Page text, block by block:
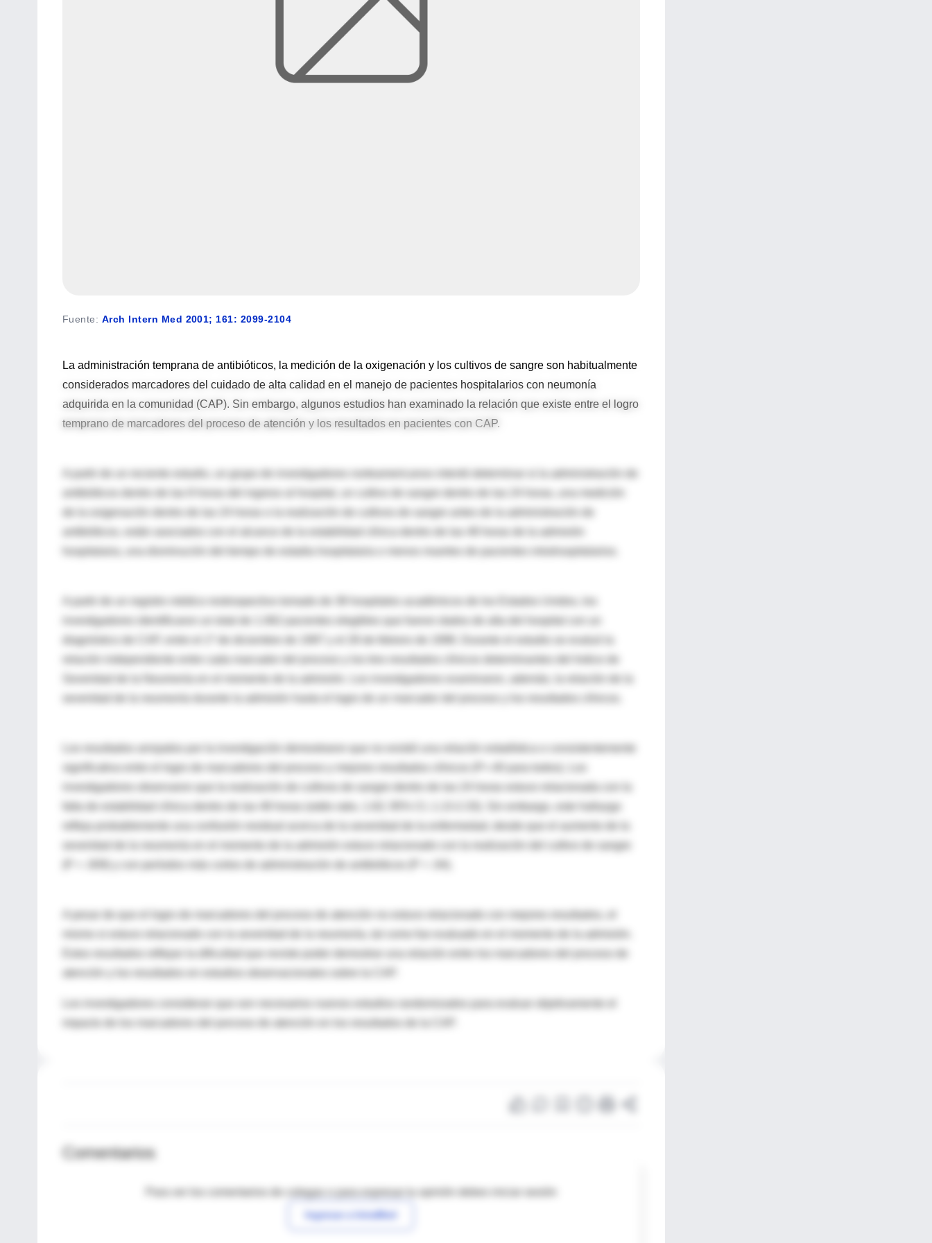
Fuente: Arch Intern Med 2001; 161: 2099-2104
La administración temprana de antibióticos, la medición de la oxigenación y los cultivos de sangre son habitualmente
considerados marcadores del cuidado de alta calidad en el manejo de pacientes hospitalarios con neumonía
adquirida en la comunidad (CAP). Sin embargo, algunos estudios han examinado la relación que existe entre el logro
temprano de marcadores del proceso de atención y los resultados en pacientes con CAP.
A partir de un reciente estudio, un grupo de investigadores norteamericanos intentó determinar si la administración de
antibióticos dentro de las 8 horas del ingreso al hospital, un cultivo de sangre dentro de las 24 horas, una medición
de la oxigenación dentro de las 24 horas o la realización de cultivos de sangre antes de la administración de
hospitalaria, una disminución del tiempo de estadia hospitalaria o menos muertes de pacientes intrahospitalarios.
A partir de un registro médico restrospectivo tomado de 38 hospitales académicos de los Estados Unidos, los
investigadores identificaron un total de 1.062 pacientes elegibles que fueron dados de alta del hospital con un
diagnóstico de CAP, entre el 1º de diciembre de 1997 y el 28 de febrero de 1998. Durante el estudio se evaluó la
relación independiente entre cada marcador del proceso y los tres resultados clínicos determinantes del Indice de
Severidad de la Neumonía en el momento de la admisión. Los investigadores examinaron, además, la relación de la
severidad de la neumonía durante la admisión hasta el logro de un marcador del proceso y los resultados clínicos.
Los resultados arrojados por la investigación demostraron que no existió una relación estadística o consistentemente
significativa entre el logro de marcadores del proceso y mejores resultados clínicos (P>.40 para todos). Los
investigadores observaron que la realización de cultivos de sangre dentro de las 24 horas estuvo relacionada con la
falta de estabilidad clínica dentro de las 48 horas (odds ratio, 1.62; 95% CI, 1.13-2.33). Sin embargo, este hallazgo
severidad de la neumonía en el momento de la admisión estuvo relacionado con la realización del cultivo de sangre
A pesar de que el logro de marcadores del proceso de atención no estuvo relacionado con mejores resultados, el
Los investigadores consideran que son necesarios nuevos estudios randomizados para evaluar objetivamente el
Comentarios
Para ver los comentarios de colegas o para expresar tu opinión debes iniciar sesión
Ingresar a IntraMed